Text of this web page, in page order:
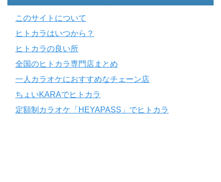
このサイトについて
ヒトカラはいつから？
ヒトカラの良い所
全国のヒトカラ専門店まとめ
一人カラオケにおすすめなチェーン店
ちょいKARAでヒトカラ
定額制カラオケ「HEYAPASS」でヒトカラ